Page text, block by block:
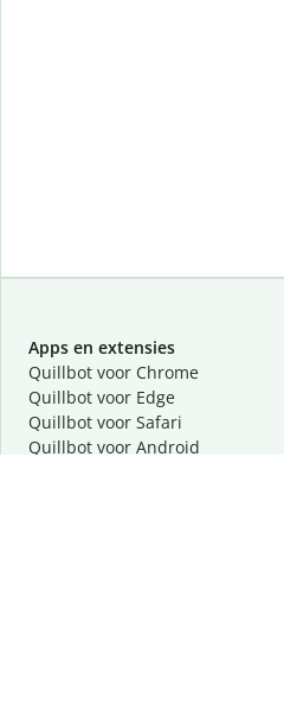
Apps en extensies
Quillbot voor Chrome
Quillbot voor Edge
Quillbot voor Safari
Quillbot voor Android